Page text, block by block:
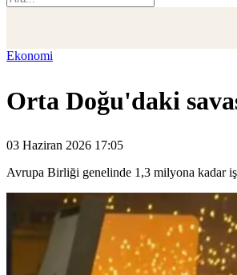
Ekonomi
Orta Doğu'daki
03 Haziran 2026 17:05
Avrupa Birliği genelinde 1,3 milyona kadar